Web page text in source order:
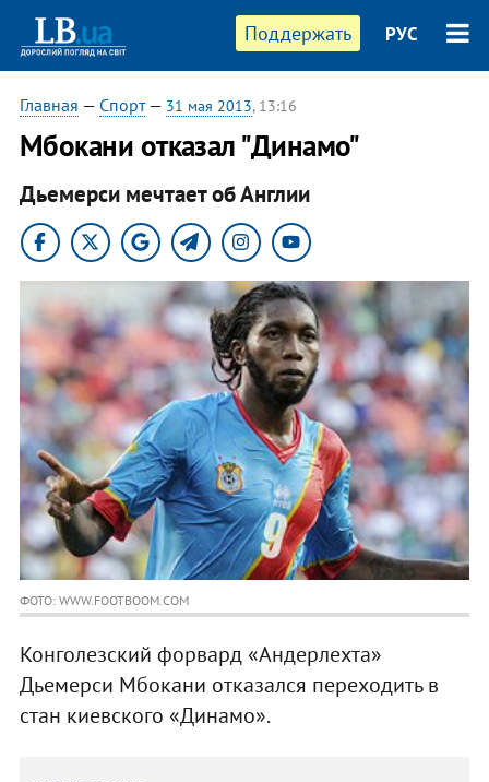
Поддержать РУС
Главная — Спорт— 31 мая 2013, 13:16
Мбокани отказал "Динамо"
Дьемерси мечтает об Англии
ФОТО: WWW.FOOTBOOM.COM
Конголезский форвард «Андерлехта»
Дьемерси Мбокани отказался переходить в
стан киевского «Динамо».